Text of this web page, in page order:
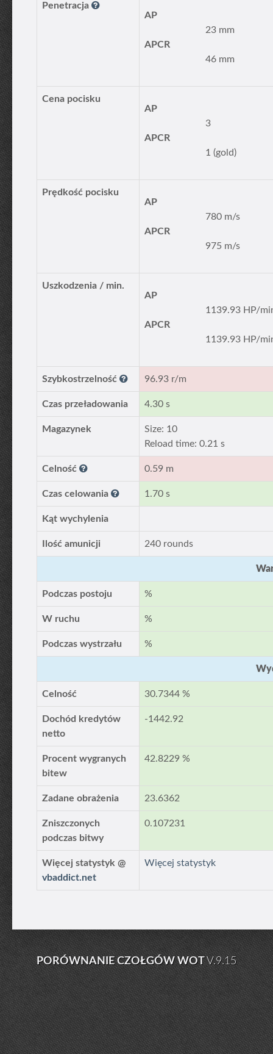
Penetracja
AP
23 mm
APCR
46 mm
Cena pocisku
AP
3
APCR
1 (gold)
Prędkość pocisku
AP
780 m/s
APCR
975 m/s
Uszkodzenia / min.
AP
1139.93 HP/
APCR
1139.93 HP/
Szybkostrzelność 96.93 r/m
Czas przeładowania 4.30 s
Magazynek
Size: 10
Reload time: 0.21 s
Celność 0.59 m
Czas celowania 1.70 s
Kąt wychylenia
Ilość amunicji 240 rounds
Podczas postoju %
W ruchu %
Podczas wystrzału %
Celność 30.7344 %
Dochód kredytów
netto
-1442.92
Procent wygranych
bitew
42.8229 %
Zadane obrażenia 23.6362
Zniszczonych
podczas bitwy
0.107231
Więcej statystyk @
vbaddict.net
Więcej statystyk
PORÓWNANIE CZOŁGÓW WOTV.9.15